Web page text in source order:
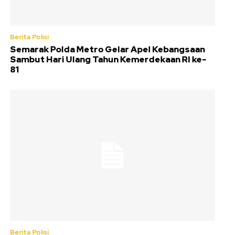
Berita Polisi
Semarak Polda Metro Gelar Apel Kebangsaan
Sambut Hari Ulang Tahun Kemerdekaan RI ke-
81
Berita Polisi